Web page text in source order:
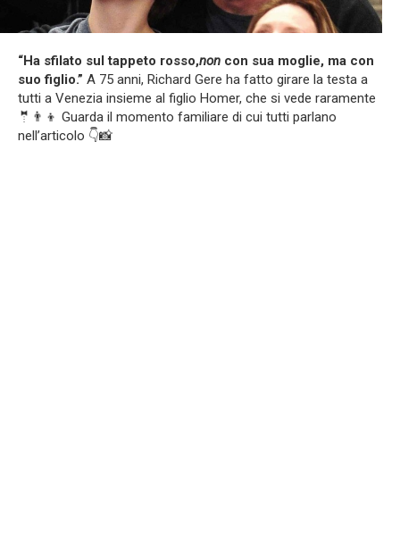
“Ha sfilato sul tappeto rosso,non con sua moglie, ma con
suo figlio.” A 75 anni, Richard Gere ha fatto girare la testa a
tutti a Venezia insieme al figlio Homer, che si vede raramente
🤵👨‍👦 Guarda il momento familiare di cui tutti parlano
nell’articolo 👇📸